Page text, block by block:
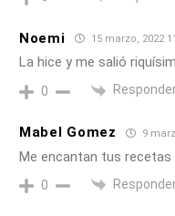
Noemi 15 marzo, 2022
La hice y me salió
0
Mabel Gomez 9
Me encantan tus recetas
0